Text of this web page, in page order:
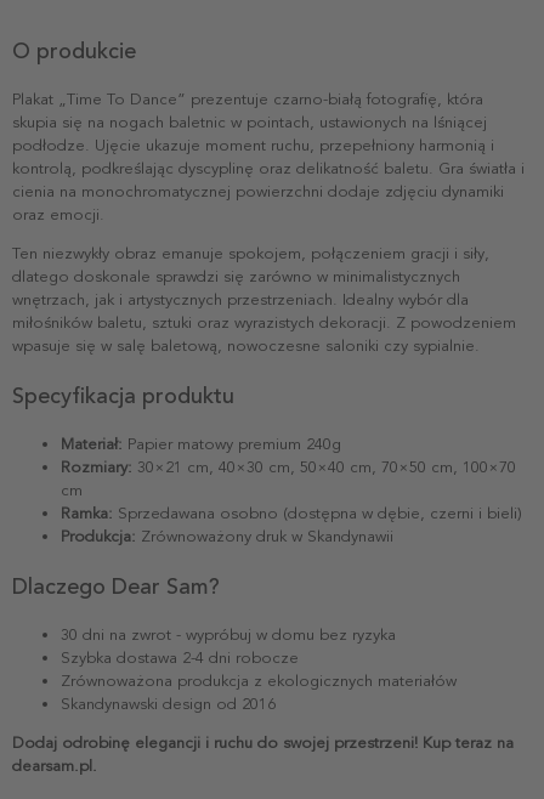
O produkcie
Plakat „Time To Dance” prezentuje czarno-białą fotografię, która
skupia się na nogach baletnic w pointach, ustawionych na lśniącej
podłodze. Ujęcie ukazuje moment ruchu, przepełniony harmonią i
kontrolą, podkreślając dyscyplinę oraz delikatność baletu. Gra światła i
cienia na monochromatycznej powierzchni dodaje zdjęciu dynamiki
oraz emocji.
Ten niezwykły obraz emanuje spokojem, połączeniem gracji i siły,
dlatego doskonale sprawdzi się zarówno w minimalistycznych
wnętrzach, jak i artystycznych przestrzeniach. Idealny wybór dla
miłośników baletu, sztuki oraz wyrazistych dekoracji. Z powodzeniem
wpasuje się w salę baletową, nowoczesne saloniki czy sypialnie.
Specyfikacja produktu
Materiał: Papier matowy premium 240g
Rozmiary: 30×21 cm, 40×30 cm, 50×40 cm, 70×50 cm, 100×70
cm
Ramka: Sprzedawana osobno (dostępna w dębie, czerni i bieli)
Produkcja: Zrównoważony druk w Skandynawii
Dlaczego Dear Sam?
30 dni na zwrot - wypróbuj w domu bez ryzyka
Szybka dostawa 2-4 dni robocze
Zrównoważona produkcja z ekologicznych materiałów
Skandynawski design od 2016
Dodaj odrobinę elegancji i ruchu do swojej przestrzeni! Kup teraz na
dearsam.pl.